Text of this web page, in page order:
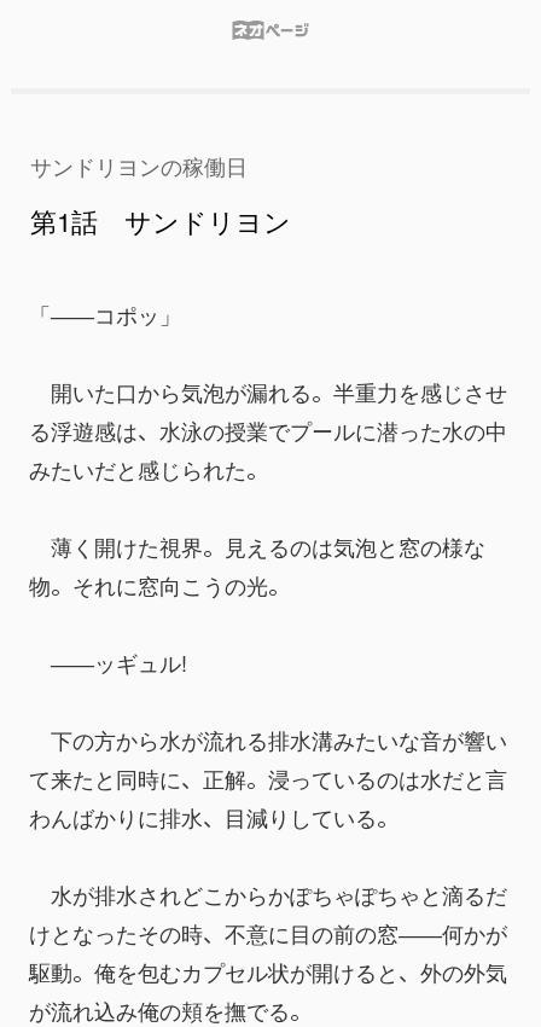
サンドリヨンの稼働日
第1話 サンドリヨン
「――コポッ」
開いた口から気泡が漏れる。半重力を感じさせ
る浮遊感は、水泳の授業でプールに潜った水の中
みたいだと感じられた。
薄く開けた視界。見えるのは気泡と窓の様な
物。それに窓向こうの光。
――ッギュル!
下の方から水が流れる排水溝みたいな音が響い
て来たと同時に、正解。浸っているのは水だと言
わんばかりに排水、目減りしている。
水が排水されどこからかぽちゃぽちゃと滴るだ
けとなったその時、不意に目の前の窓――何かが
駆動。俺を包むカプセル状が開けると、外の外気
が流れ込み俺の頬を撫でる。